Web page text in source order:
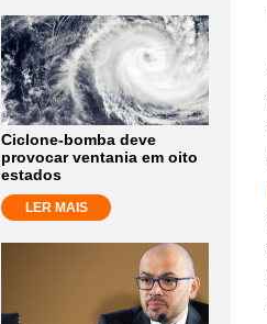
Ciclone-bomba deve
provocar ventania em oito
estados
LER MAIS